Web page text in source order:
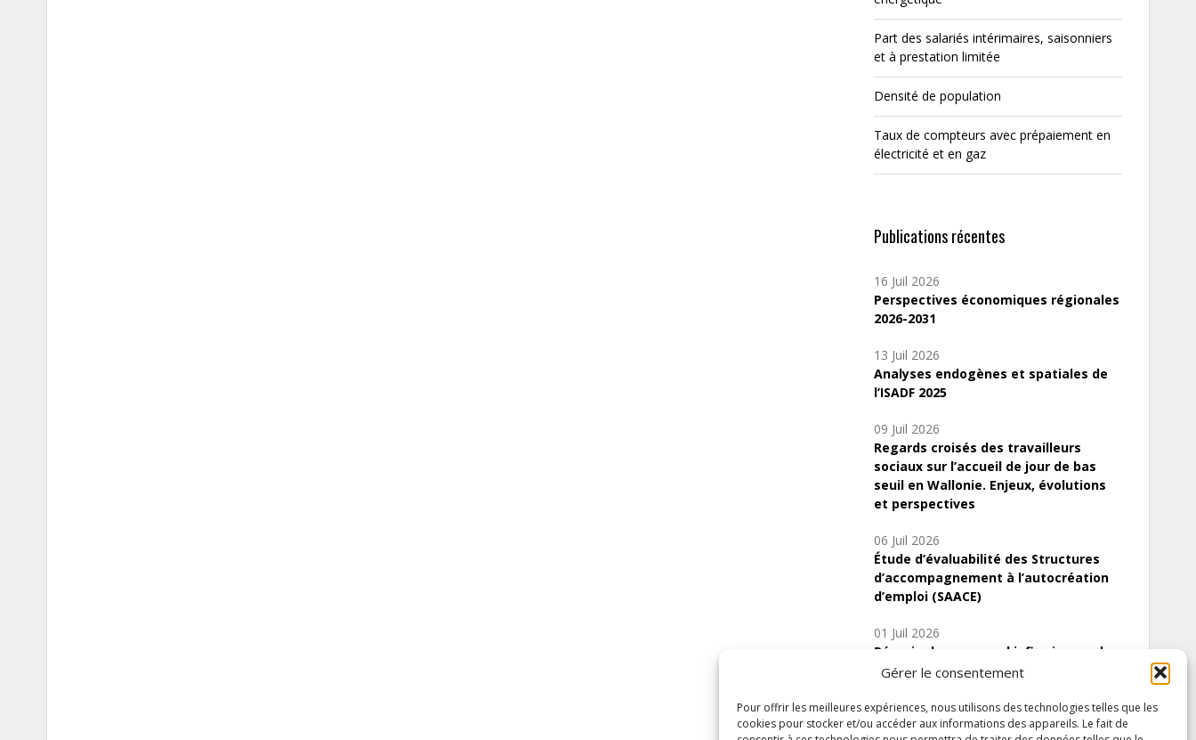
Gérer le consentement
Pour offrir les meilleures expériences, nous utilisons des technologies telles que les
cookies pour stocker et/ou accéder aux informations des appareils. Le fait de
Part des salariés intérimaires, saisonniers
et à prestation limitée
Densité de population
Taux de compteurs avec prépaiement en
électricité et en gaz
Publications récentes
16 Juil 2026
Perspectives économiques régionales
2026-2031
13 Juil 2026
Analyses endogènes et spatiales de
l’ISADF 2025
09 Juil 2026
Regards croisés des travailleurs
sociaux sur l’accueil de jour de bas
seuil en Wallonie. Enjeux, évolutions
et perspectives
06 Juil 2026
Étude d’évaluabilité des Structures
d’accompagnement à l’autocréation
d’emploi (SAACE)
01 Juil 2026
Pénurie du personnel infirmier :quels
indicateurs d’offre de soins pour